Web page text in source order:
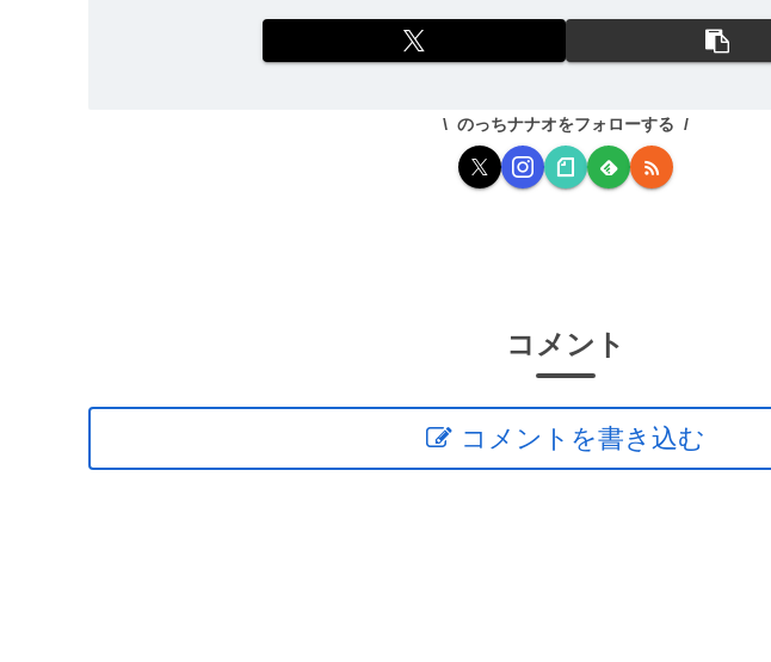
のっちナナオをフォローする
コメント
コメントを書き込む